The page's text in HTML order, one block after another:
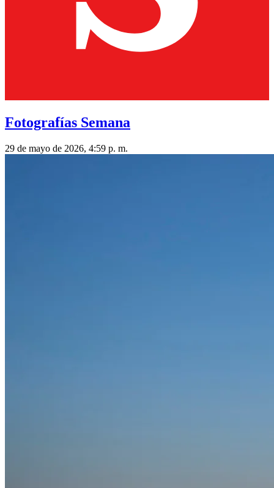
Fotografías Semana
29 de mayo de 2026, 4:59 p. m.